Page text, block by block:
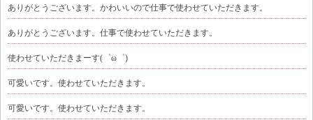
ありがとうございます。かわいいので仕事で使わせていただきます。
ありがとうございます。仕事で使わせていただきます。
使わせていただきまーす(゜ω゜)
可愛いです。使わせていただきます。
可愛いです。使わせていただきます。